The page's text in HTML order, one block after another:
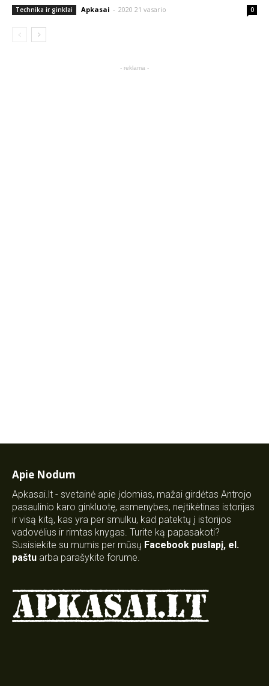
Technika ir ginklai Apkasai - 2020 21 vasario 0
- reklama -
Apie Nodum
Apkasai.lt - svetainė apie įdomias, mažai girdėtas Antrojo
pasaulinio karo ginkluotę, asmenybes, neįtikėtinas istorijas
ir visą kitą, kas yra per smulku, kad patektų į istorijos
vadovėlius ir rimtas knygas. Turite ką papasakoti?
Susisiekite su mumis per mūsų Facebook puslapį, el.
paštu arba parašykite forume.